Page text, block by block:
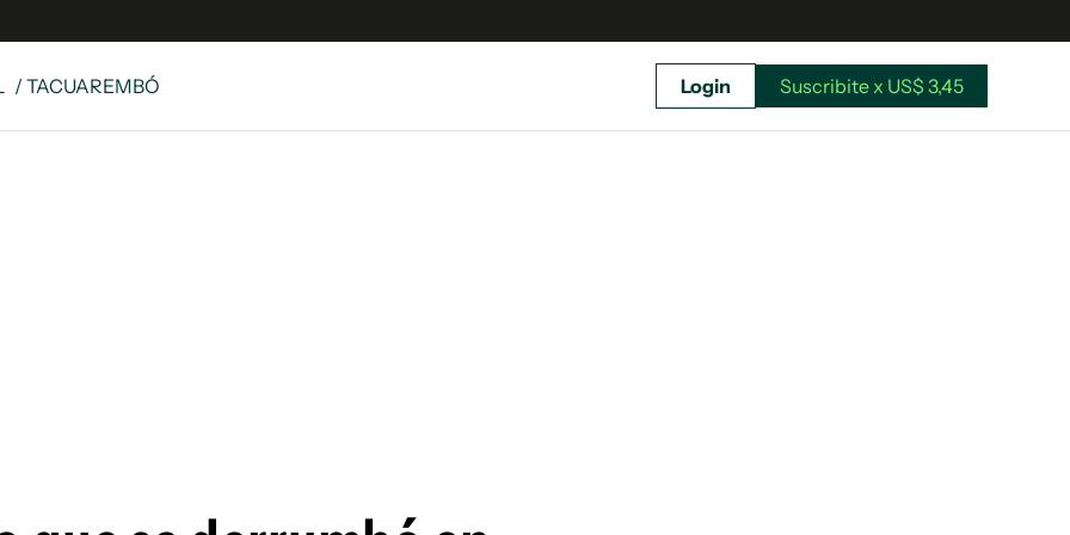
/ TACUAREMBÓ Login Suscribite x US$ 3,45